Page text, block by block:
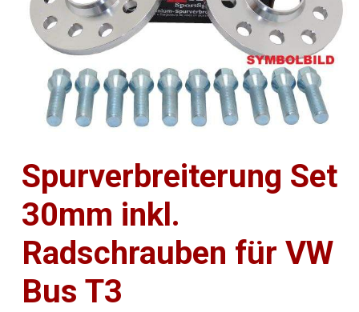
Spurverbreiterung Set
30mm inkl.
Radschrauben für VW
Bus T3